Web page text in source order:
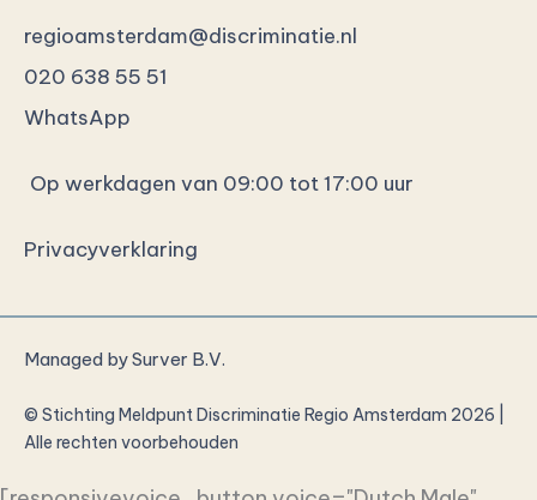
regioamsterdam@discriminatie.nl
020 638 55 51
WhatsApp
Op werkdagen van 09:00 tot 17:00 uur
Privacyverklaring
© Stichting Meldpunt Discriminatie Regio Amsterdam 2026 |
Alle rechten voorbehouden
Managed bySurver B.V.